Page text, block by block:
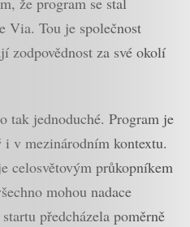
Via. Tou je společnost
za své okolí
tak jednoduché. Program je
v mezinárodním kontextu.
celosvětovým průkopníkem
mohou nadace
předcházela poměrně